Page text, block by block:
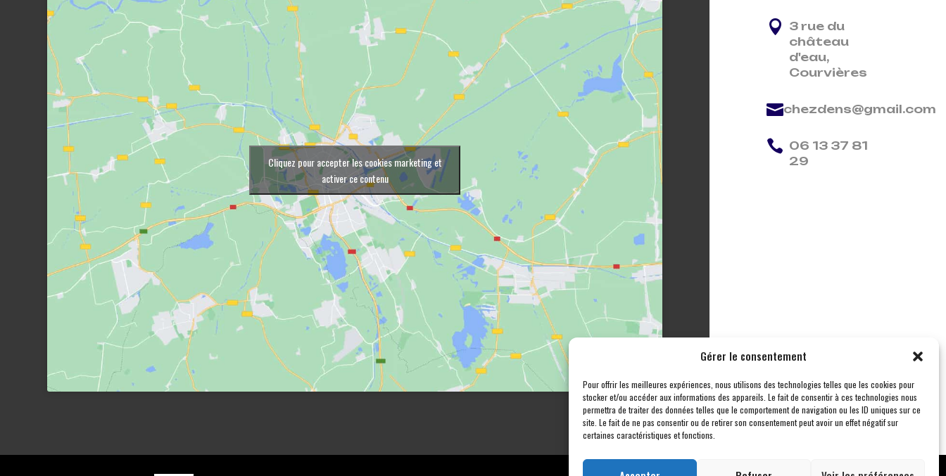
Gérer le consentement
Pour offrir les meilleures expériences, nous utilisons des technologies telles que les cookies pour
stocker et/ou accéder aux informations des appareils. Le fait de consentir à ces technologies nous
permettra de traiter des données telles que le comportement de navigation ou les ID uniques sur ce
site. Le fait de ne pas consentir ou de retirer son consentement peut avoir un effet négatif sur
certaines caractéristiques et fonctions.
Cliquez pour accepter les cookies marketing et
activer ce contenu
 3 rue du
château
d'eau,
Courvières
chezdens@gmail.com
 06 13 37 81
29